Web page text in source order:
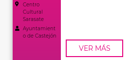
Centro
Cultural
Sarasate
Ayuntamient
o de Castejón
VER MÁS